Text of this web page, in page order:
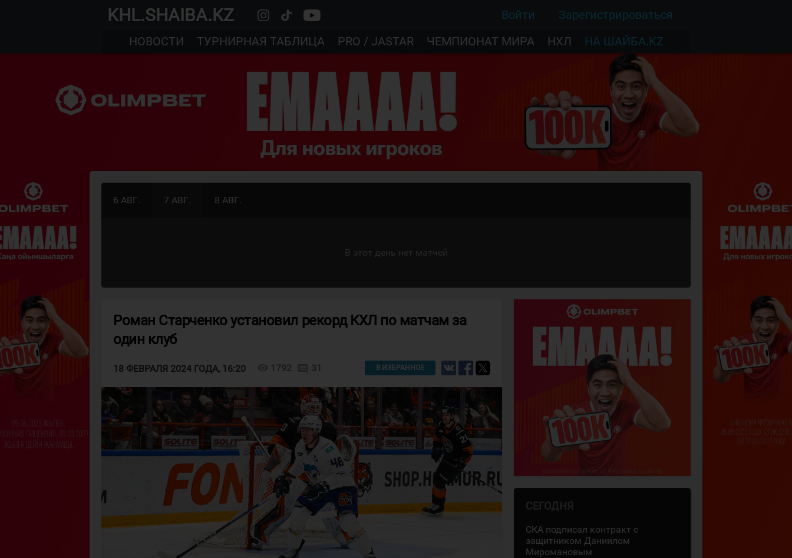
KHL.SHAIBA.KZ Войти
Зарегистрироваться
НОВОСТИ
ТУРНИРНАЯ ТАБЛИЦА PRO / JASTAR ЧЕМПИОНАТ МИРА НХЛ НА ШАЙБА.KZ
6 АВГ. 7 АВГ. 8 АВГ.
В этот день нет матчей
Роман Старченко установил рекорд КХЛ по матчам за
один клуб
18 ФЕВРАЛЯ 2024 ГОДА, 16:20 1792 31 В ИЗБРАННОЕ
СЕГОДНЯ
СКА подписал контракт с
защитником Даниилом
Миромановым